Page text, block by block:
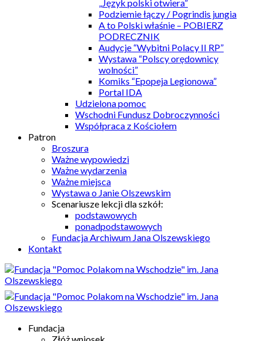
„Język polski otwiera”
Podziemie łączy / Pogrindis jungia
A to Polski właśnie – POBIERZ
PODRECZNIK
Audycje “Wybitni Polacy II RP”
Wystawa “Polscy orędownicy
wolności”
Komiks “Epopeja Legionowa”
Portal IDA
Udzielona pomoc
Wschodni Fundusz Dobroczynności
Współpraca z Kościołem
Patron
Broszura
Ważne wypowiedzi
Ważne wydarzenia
Ważne miejsca
Wystawa o Janie Olszewskim
Scenariusze lekcji dla szkół:
podstawowych
ponadpodstawowych
Fundacja Archiwum Jana Olszewskiego
Kontakt
Fundacja